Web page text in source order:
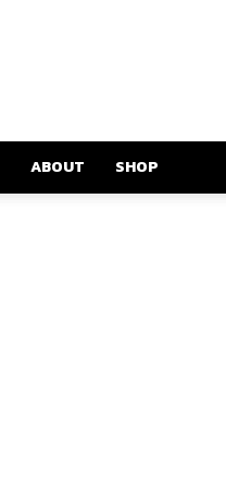
ABOUT SHOP